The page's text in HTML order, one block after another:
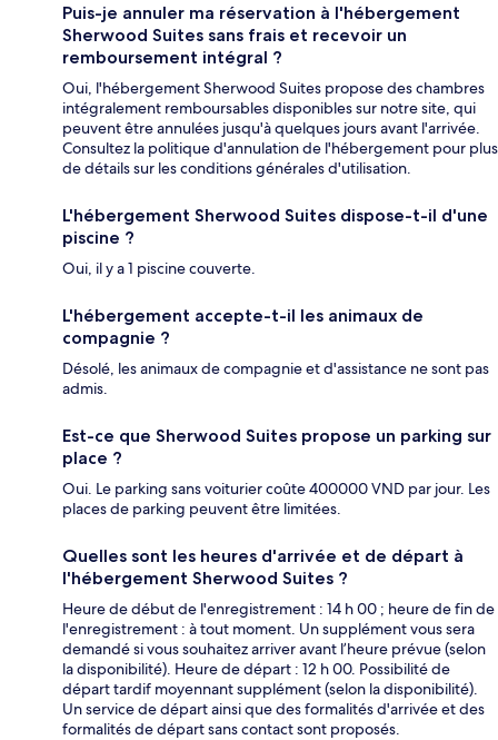
Puis-je annuler ma réservation à l'hébergement
Sherwood Suites sans frais et recevoir un
remboursement intégral ?
Oui, l'hébergement Sherwood Suites propose des chambres
intégralement remboursables disponibles sur notre site, qui
peuvent être annulées jusqu'à quelques jours avant l'arrivée.
Consultez la politique d'annulation de l'hébergement pour plus
de détails sur les conditions générales d'utilisation.
L'hébergement Sherwood Suites dispose-t-il d'une
piscine ?
Oui, il y a 1 piscine couverte.
L'hébergement accepte-t-il les animaux de
compagnie ?
Désolé, les animaux de compagnie et d'assistance ne sont pas
admis.
Est-ce que Sherwood Suites propose un parking sur
place ?
Oui. Le parking sans voiturier coûte 400000 VND par jour. Les
places de parking peuvent être limitées.
Quelles sont les heures d'arrivée et de départ à
l'hébergement Sherwood Suites ?
Heure de début de l'enregistrement : 14 h 00 ; heure de fin de
l'enregistrement : à tout moment. Un supplément vous sera
demandé si vous souhaitez arriver avant l’heure prévue (selon
la disponibilité). Heure de départ : 12 h 00. Possibilité de
départ tardif moyennant supplément (selon la disponibilité).
Un service de départ ainsi que des formalités d'arrivée et des
formalités de départ sans contact sont proposés.